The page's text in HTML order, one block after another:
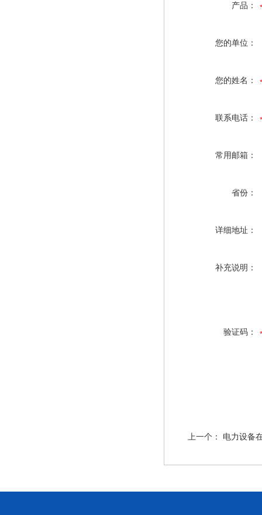
产品：
您的单位：
您的姓名：
联系电话：
常用邮箱：
省份：
详细地址：
补充说明：
验证码：
上一个： 电力设备